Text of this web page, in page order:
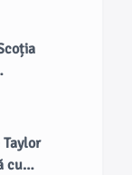
cu